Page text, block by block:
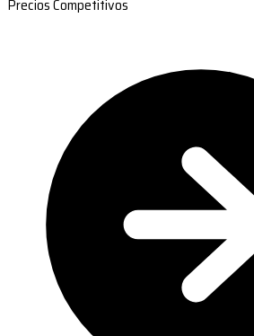
Precios Competitivos